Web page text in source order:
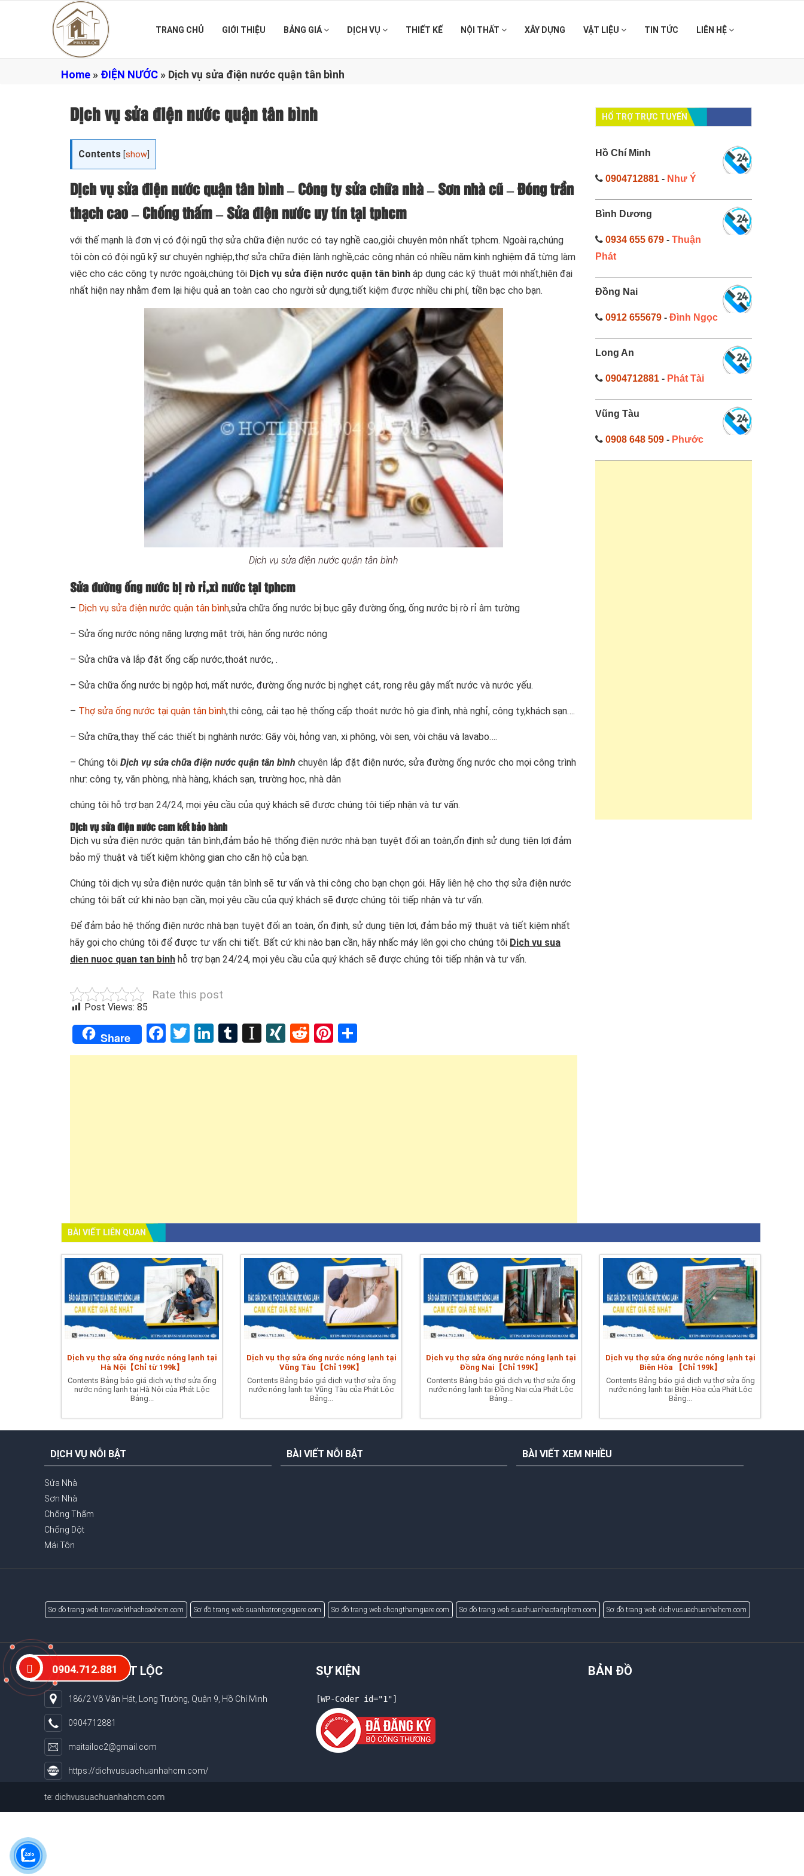
TRANG CHỦ GIỚI THIỆU BẢNG GIÁ DỊCH VỤ THIẾT KẾ NỘI THẤT XÂY DỰNG VẬT LIỆU TIN TỨC LIÊN HỆ
Home » ĐIỆN NƯỚC » Dịch vụ sửa điện nước quận tân bình
Dịch vụ sửa điện nước quận tân bình
Contents [show
Dịch vụ sửa điện nước quận tân bình – Công ty sửa chữa nhà – Sơn nhà cũ – Đóng trần
thạch cao – Chống thấm – Sửa điện nước uy tín tại tphcm
với thế mạnh là đơn vị có đội ngũ thợ sửa chữa điện nước có tay nghề cao,giỏi chuyên môn nhất tphcm. Ngoài ra,chúng
tôi còn có đội ngũ kỹ sư chuyên nghiệp,thợ sửa chữa điện lành nghề,các công nhân có nhiều năm kinh nghiệm đã từng làm
việc cho các công ty nước ngoài,chúng tôi Dịch vụ sửa điện nước quận tân bình áp dụng các kỹ thuật mới nhất,hiện đại
nhất hiện nay nhằm đem lại hiệu quả an toàn cao cho người sử dụng,tiết kiệm được nhiều chi phí, tiền bạc cho bạn.
Dịch vụ sửa điện nước quận tân bình
Sửa đường ống nước bị rò rỉ,xì nước tại tphcm
– Dịch vụ sửa điện nước quận tân bình,sửa chữa ống nước bị bục gãy đường ống, ống nước bị rò rỉ âm tường
– Sửa ống nước nóng năng lượng mặt trời, hàn ống nước nóng
– Sửa chữa và lắp đặt ống cấp nước,thoát nước, .
– Sửa chữa ống nước bị ngộp hơi, mất nước, đường ống nước bị nghẹt cát, rong rêu gây mất nước và nước yếu.
– Thợ sửa ống nước tại quận tân bình,thi công, cải tạo hệ thống cấp thoát nước hộ gia đình, nhà nghỉ, công ty,khách sạn….
– Sửa chữa,thay thế các thiết bị nghành nước: Gãy vòi, hỏng van, xi phông, vòi sen, vòi chậu và lavabo….
– Chúng tôi Dịch vụ sửa chữa điện nước quận tân bình chuyên lắp đặt điện nước, sửa đường ống nước cho mọi công trình
như: công ty, văn phòng, nhà hàng, khách sạn, trường học, nhà dân
chúng tôi hỗ trợ bạn 24/24, mọi yêu cầu của quý khách sẽ được chúng tôi tiếp nhận và tư vấn.
Dịch vụ sửa điện nước cam kết bảo hành
Dịch vụ sửa điện nước quận tân bình,đảm bảo hệ thống điện nước nhà bạn tuyệt đối an toàn,ổn định sử dụng tiện lợi đảm
bảo mỹ thuật và tiết kiệm không gian cho căn hộ của bạn.
Chúng tôi dịch vụ sửa điện nước quận tân bình sẽ tư vấn và thi công cho bạn chọn gói. Hãy liên hệ cho thợ sửa điện nước
chúng tôi bất cứ khi nào bạn cần, mọi yêu cầu của quý khách sẽ được chúng tôi tiếp nhận và tư vấn.
Để đảm bảo hệ thống điện nước nhà bạn tuyệt đối an toàn, ổn định, sử dụng tiện lợi, đảm bảo mỹ thuật và tiết kiệm nhất
hãy gọi cho chúng tôi để được tư vấn chi tiết. Bất cứ khi nào bạn cần, hãy nhấc máy lên gọi cho chúng tôi Dich vu sua
dien nuoc quan tan binh hỗ trợ bạn 24/24, mọi yêu cầu của quý khách sẽ được chúng tôi tiếp nhận và tư vấn.
Rate this post
Post Views: 85
Share Facebook
TwitterLinkedIn
Tumblr
Instapaper
XINGRedditPinterest
HỔ TRỢ TRỰC TUYẾN
Hồ Chí Minh
0904712881- Như Ý
Bình Dương
0934 655 679- Thuận
Phát
Đồng Nai
0912 655679- Đình Ngọc
Long An
0904712881- Phát Tài
Vũng Tàu
0908 648 509- Phước
BÀI VIẾT LIÊN QUAN
Dịch vụ thợ sửa ống nước nóng lạnh tại
Hà Nội【Chỉ từ 199k】
Contents Bảng báo giá dịch vụ thợ sửa ống
nước nóng lạnh tại Hà Nội của Phát Lộc
Bảng...
Dịch vụ thợ sửa ống nước nóng lạnh tại
Vũng Tàu【Chỉ 199K】
Contents Bảng báo giá dịch vụ thợ sửa ống
nước nóng lạnh tại Vũng Tàu của Phát Lộc
Bảng...
Dịch vụ thợ sửa ống nước nóng lạnh tại
Đồng Nai【Chỉ 199K】
Contents Bảng báo giá dịch vụ thợ sửa ống
nước nóng lạnh tại Đồng Nai của Phát Lộc
Bảng...
Dịch vụ thợ sửa ống nước nóng lạnh tại
Biên Hòa 【Chỉ 199k】
Contents Bảng báo giá dịch vụ thợ sửa ống
nước nóng lạnh tại Biên Hòa của Phát Lộc
Bảng...
DỊCH VỤ NỖI BẬT
Sửa Nhà
Sơn Nhà
Chống Thấm
Chống Dột
Mái Tôn
BÀI VIẾT NỖI BẬT BÀI VIẾT XEM NHIỀU
Sơ đồ trang web tranvachthachcaohcm.com Sơ đồ trang web suanhatrongoigiare.com Sơ đồ trang web chongthamgiare.com Sơ đồ trang web suachuanhaotaitphcm.com Sơ đồ trang web dichvusuachuanhahcm.com
XÂY DỰNG PHÁT LỘC
186/2 Võ Văn Hát, Long Trường, Quận 9, Hồ Chí Minh
0904712881
maitailoc2@gmail.com
https://dichvusuachuanhahcm.com/
SỰ KIỆN
[WP-Coder id="1"]
BẢN ĐỒ
dichvusuachuanhahcm.com
0904.712.881